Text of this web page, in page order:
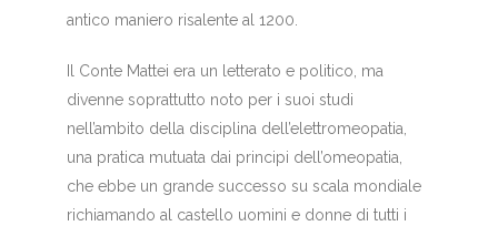
antico maniero risalente al 1200.
Il Conte Mattei era un letterato e politico, ma
divenne soprattutto noto per i suoi studi
nell’ambito della disciplina dell’elettromeopatia,
una pratica mutuata dai principi dell’omeopatia,
che ebbe un grande successo su scala mondiale
richiamando al castello uomini e donne di tutti i